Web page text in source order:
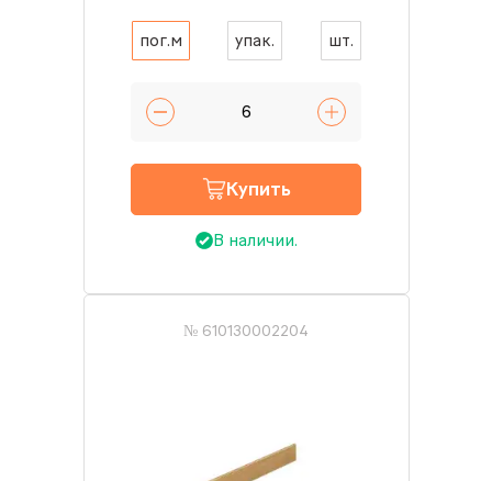
пог.м упак. шт.
Купить
В наличии.
№ 610130002204